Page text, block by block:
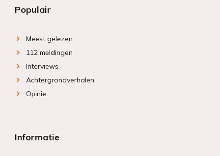
Populair
Meest gelezen
112 meldingen
Interviews
Achtergrondverhalen
Opinie
Informatie